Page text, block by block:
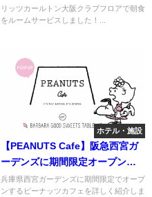
をルームサービスしたよ♪】
リッツカールトン大阪クラブフロアで朝食
をルームサービスしました！...
ホテル・施設
【PEANUTS Cafe】阪急西宮ガ
ーデンズに期間限定オープン
【ピーナッツカフェ】
兵庫県西宮ガーデンズに期間限定でオープ
ンするピーナッツカフェを詳しく紹介しま